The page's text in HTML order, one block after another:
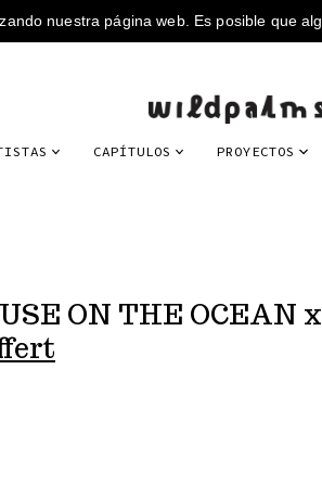
CAPÍTULOS PROYECTOS
ON THE OCEAN x